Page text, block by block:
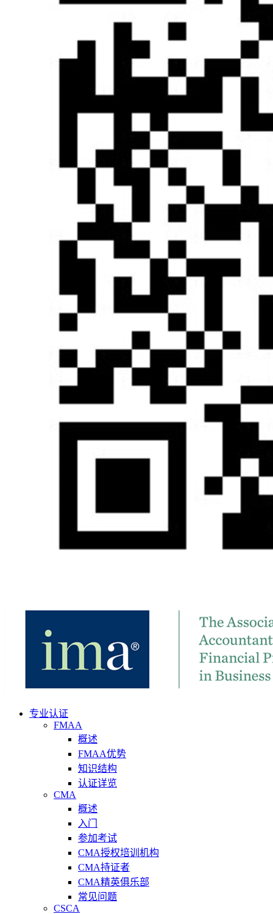
专业认证
FMAA
概述
FMAA优势
知识结构
认证详览
CMA
概述
入门
参加考试
CMA授权培训机构
CMA持证者
CMA精英俱乐部
常见问题
CSCA